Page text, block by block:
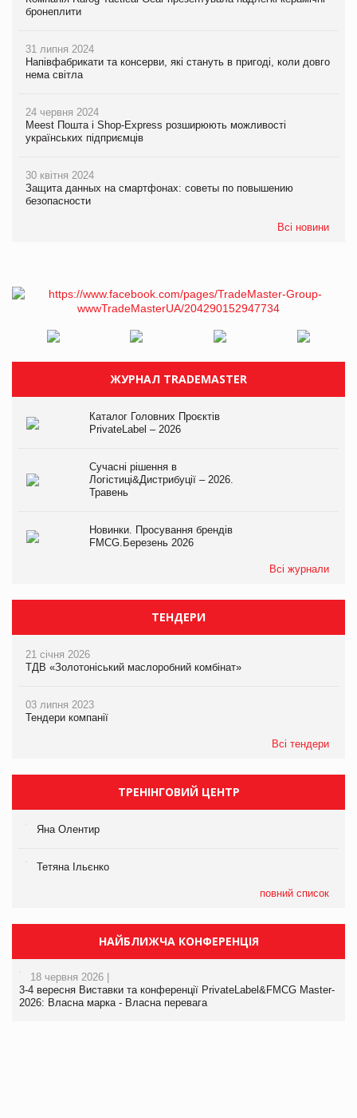
бронеплити
31 липня 2024
Напівфабрикати та консерви, які стануть в пригоді, коли довго
нема світла
24 червня 2024
Meest Пошта і Shop-Express розширюють можливості
українських підприємців
30 квітня 2024
Защита данных на смартфонах: советы по повышению
безопасности
Всі новини
ЖУРНАЛ TRADEMASTER
Каталог Головних Проєктів
PrivateLabel – 2026
Сучасні рішення в
Логістиці&Дистрибуції – 2026.
Травень
Новинки. Просування брендів
FMCG.Березень 2026
Всі журнали
ТЕНДЕРИ
21 січня 2026
ТДВ «Золотоніський маслоробний комбінат»
03 липня 2023
Тендери компанії
Всі тендери
ТРЕНІНГОВИЙ ЦЕНТР
Яна Олентир
Тетяна Ільєнко
повний список
НАЙБЛИЖЧА КОНФЕРЕНЦІЯ
18 червня 2026 |
3-4 вересня Виставки та конференції PrivateLabel&FMCG Master-
2026: Власна марка - Власна перевага